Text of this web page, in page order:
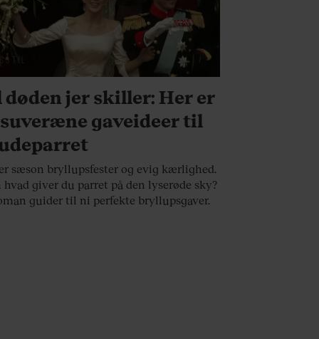
døden jer skiller: Her er
gaveideer til
sæson bryllupsfester og evig kærlighed.
hvad giver du parret på den lyserøde sky?
guider til ni perfekte bryllupsgaver.